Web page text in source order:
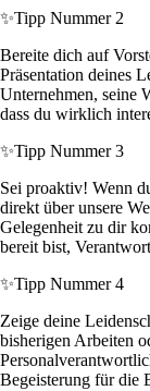
✨Tipp Nummer 2
Bereite dich auf
Präsentation deines
Unternehmen, seine
dass du wirklich
✨Tipp Nummer 3
Sei proaktiv! Wenn
direkt über unsere
Gelegenheit zu dir
bereit bist,
✨Tipp Nummer 4
Zeige deine
bisherigen Arbeiten
Begeisterung für die